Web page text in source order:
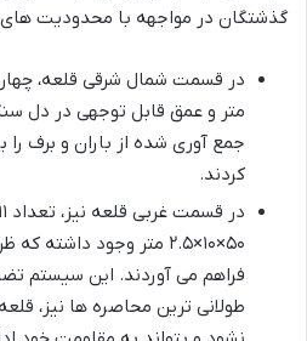
گذشتگان در مواجهه با محدودیت های
متر و عمق قابل توجهی در دل
جمع آوری شده از باران و برف
کردند.
۵۰×۱۰×۲.۵ متر وجود
فراهم می آوردند. این سیستم
طولانی ترین محاصره ها نیز،